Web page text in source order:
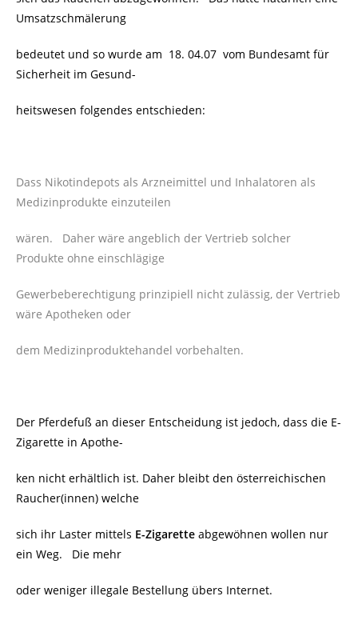
Umsatzschmälerung
bedeutet und so wurde am 18. 04.07 vom Bundesamt für
Sicherheit im Gesund-
heitswesen folgendes entschieden:
Dass Nikotindepots als Arzneimittel und Inhalatoren als
Medizinprodukte einzuteilen
wären. Daher wäre angeblich der Vertrieb solcher
Produkte ohne einschlägige
Gewerbeberechtigung prinzipiell nicht zulässig, der Vertrieb
wäre Apotheken oder
dem Medizinproduktehandel vorbehalten.
Der Pferdefuß an dieser Entscheidung ist jedoch, dass die E-
Zigarette in Apothe-
ken nicht erhältlich ist. Daher bleibt den österreichischen
Raucher(innen) welche
sich ihr Laster mittels E-Zigarette abgewöhnen wollen nur
ein Weg. Die mehr
oder weniger illegale Bestellung übers Internet.